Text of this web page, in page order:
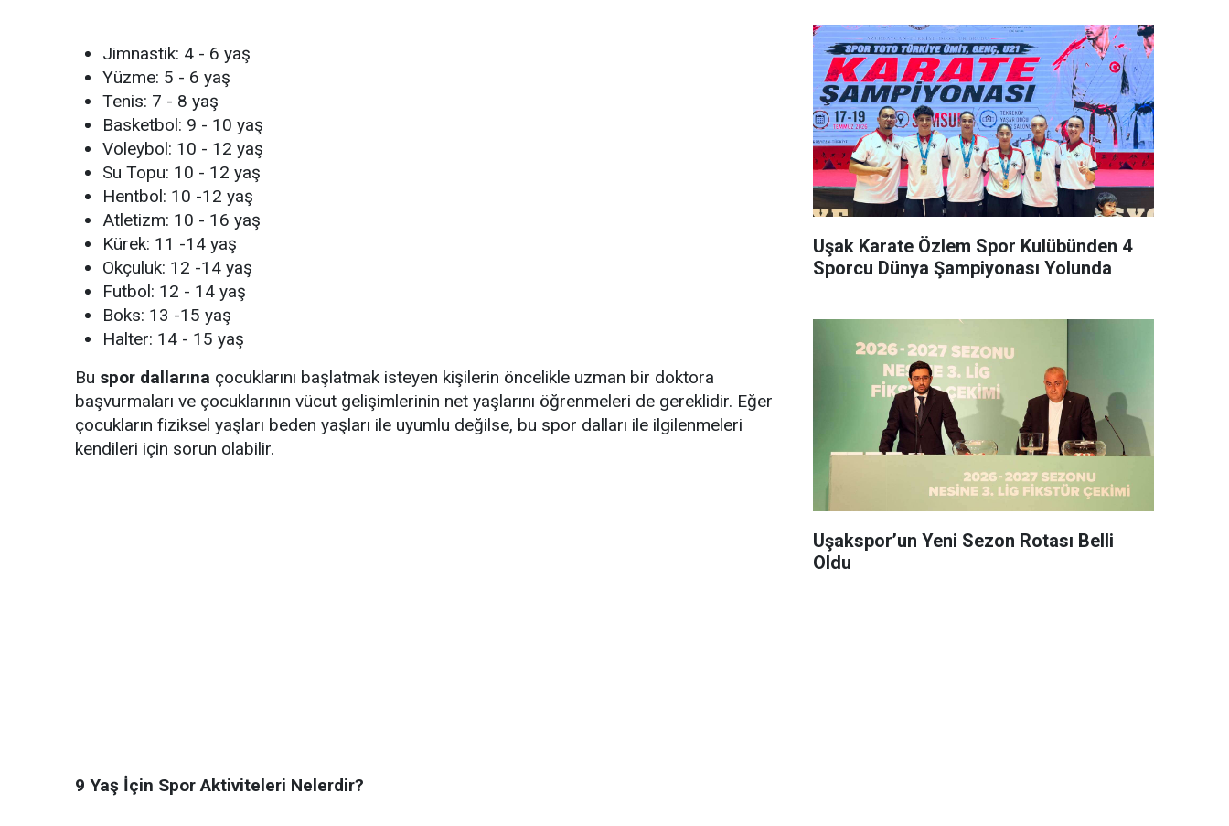
Jimnastik: 4 - 6 yaş
Yüzme: 5 - 6 yaş
Tenis: 7 - 8 yaş
Basketbol: 9 - 10 yaş
Voleybol: 10 - 12 yaş
Su Topu: 10 - 12 yaş
Hentbol: 10 -12 yaş
Atletizm: 10 - 16 yaş
Kürek: 11 -14 yaş
Okçuluk: 12 -14 yaş
Futbol: 12 - 14 yaş
Boks: 13 -15 yaş
Halter: 14 - 15 yaş
Bu spor dallarına çocuklarını başlatmak isteyen kişilerin öncelikle uzman bir doktora
başvurmaları ve çocuklarının vücut gelişimlerinin net yaşlarını öğrenmeleri de gereklidir. Eğer
çocukların fiziksel yaşları beden yaşları ile uyumlu değilse, bu spor dalları ile ilgilenmeleri
kendileri için sorun olabilir.
9 Yaş İçin Spor Aktiviteleri Nelerdir?
Uşak Karate Özlem Spor Kulübünden 4
Sporcu Dünya Şampiyonası Yolunda
Uşakspor’un Yeni Sezon Rotası Belli
Oldu